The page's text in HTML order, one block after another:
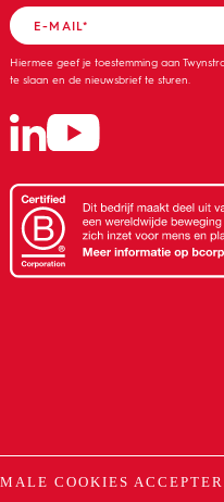
COOKIES
Hiermee geef je toestemming aan
te slaan en de nieuwsbrief te sturen.
Impact